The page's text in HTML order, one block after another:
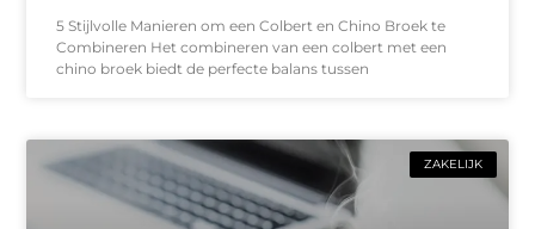
5 Stijlvolle Manieren om een Colbert en Chino Broek te
Combineren Het combineren van een colbert met een
chino broek biedt de perfecte balans tussen
ZAKELIJK